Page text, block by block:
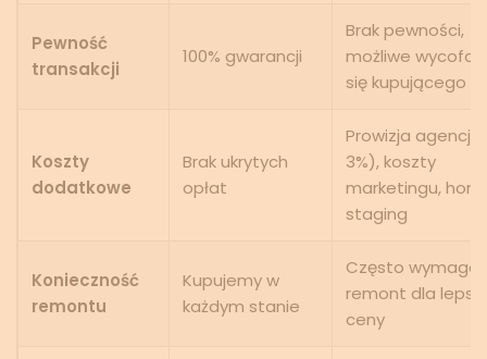
Pewność
transakcji
100% gwarancji
Brak pewności,
możliwe
się kupującego
Koszty
dodatkowe
Brak ukrytych
opłat
Prowizja agencji
3%), koszty
marketingu,
staging
Konieczność
remontu
Kupujemy w
każdym stanie
Często
remont dla
ceny